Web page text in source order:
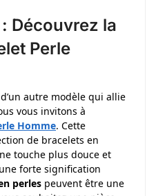
Découvrez la
Perle
autre modèle qui allie
vous invitons à
Homme. Cette
de bracelets en
touche plus douce et
forte signification
perles peuvent être une